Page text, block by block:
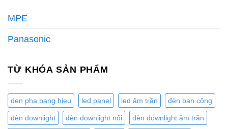
MPE
Panasonic
TỪ KHÓA SẢN PHẨM
den pha bang hieu led panel led âm trần đèn ban công
đèn downlight đèn downlight nổi đèn downlight âm trần